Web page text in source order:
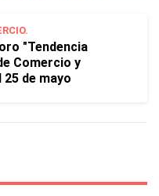
"Tendencia
Comercio y
de mayo